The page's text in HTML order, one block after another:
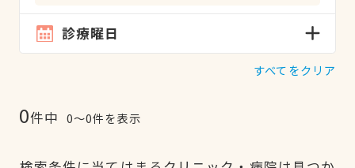
診療曜日
すべてをクリア
0件中 0〜0件を表示